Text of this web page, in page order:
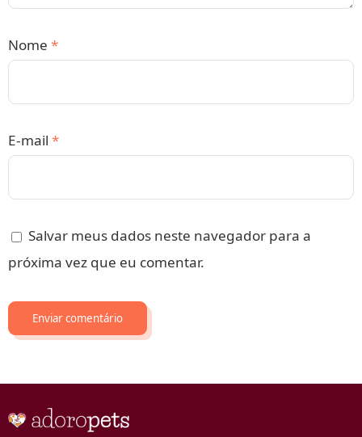
Nome *
E-mail *
Salvar meus dados neste navegador para a
próxima vez que eu comentar.